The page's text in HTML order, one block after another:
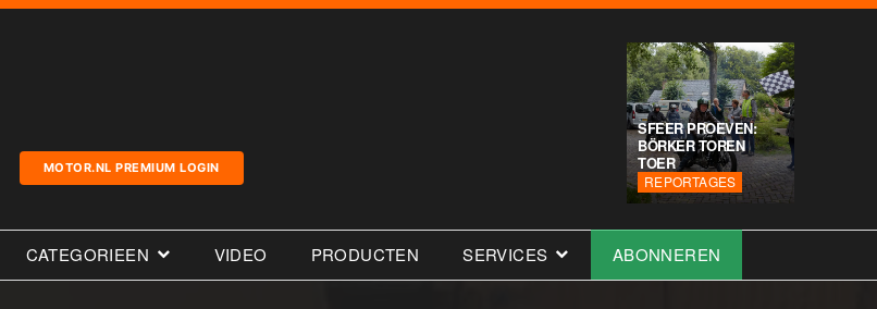
MOTOR.NL PREMIUM LOGIN
SFEER PROEVEN:
BÖRKER TOREN
TOER
REPORTAGES
CATEGORIEEN VIDEO PRODUCTEN SERVICES ABONNEREN